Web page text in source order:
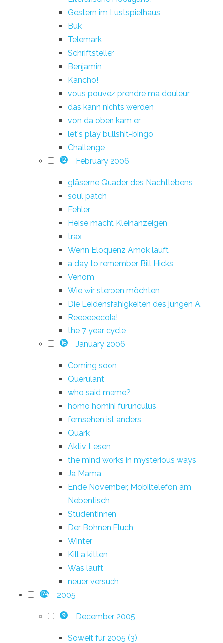
Gestern im Lustspielhaus
Buk
Telemark
Schriftsteller
Benjamin
Kancho!
vous pouvez prendre ma douleur
das kann nichts werden
von da oben kam er
let's play bullshit-bingo
Challenge
12 February 2006
gläserne Quader des Nachtlebens
soul patch
Fehler
Heise macht Kleinanzeigen
trax
Wenn Eloquenz Amok läuft
a day to remember Bill Hicks
Venom
Wie wir sterben möchten
Die Leidensfähigkeiten des jungen A.
Reeeeeecola!
the 7 year cycle
16 January 2006
Coming soon
Querulant
who said meme?
homo homini furunculus
fernsehen ist anders
Quark
Aktiv Lesen
the mind works in mysterious ways
Ja Mama
Ende November, Mobiltelefon am
Nebentisch
Studentinnen
Der Bohnen Fluch
Winter
Kill a kitten
Was läuft
neuer versuch
174 2005
9 December 2005
Soweit für 2005 (3)